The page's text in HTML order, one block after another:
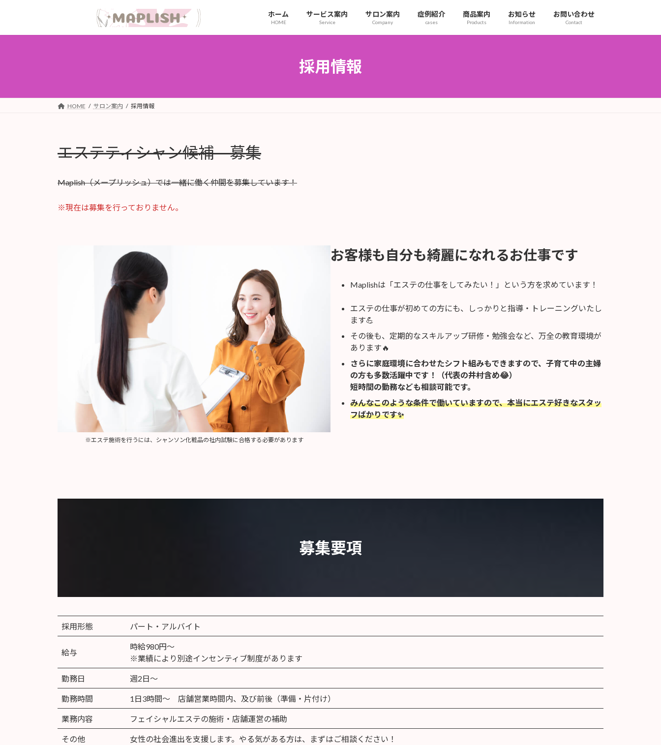
ッ
移
ホーム
HOME
サービス案内
Service
サロン案内
Company
症例紹介
cases
商品案内
Products
お知らせ
Information
お問い合わせ
Contact
採用情報
HOME サロン案内 採用情報
エステティシャン候補 募集
Maplish（メープリッシュ）では一緒に働く仲間を募集しています！
※現在は募集を行っておりません。
※エステ施術を行うには、シャンソン化粧品の社内試験に合格する必要があります
お客様も自分も綺麗になれるお仕事です
Maplishは「エステの仕事をしてみたい！」という方を求めています！
エステの仕事が初めての方にも、しっかりと指導・トレーニングいたし
ます💪
その後も、定期的なスキルアップ研修・勉強会など、万全の教育環境が
あります🔥
さらに家庭環境に合わせたシフト組みもできますので、子育て中の主婦
の方も多数活躍中です！（代表の井村含め😂）
短時間の勤務なども相談可能です。
みんなこのような条件で働いていますので、本当にエステ好きなスタッ
フばかりです✨
募集要項
採用形態 パート・アルバイト
給与
時給980円～
※業績により別途インセンティブ制度があります
勤務日 週2日～
勤務時間 1日3時間～ 店舗営業時間内、及び前後（準備・片付け）
業務内容 フェイシャルエステの施術・店舗運営の補助
その他 女性の社会進出を支援します。やる気がある方は、まずはご相談ください！